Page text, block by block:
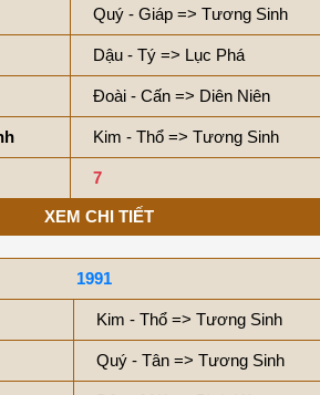
Quý - Giáp => Tương Sinh
Dậu - Tý => Lục Phá
Đoài - Cấn => Diên Niên
Kim - Thổ => Tương Sinh
7
XEM CHI TIẾT
1991
Kim - Thổ => Tương Sinh
Quý - Tân => Tương Sinh